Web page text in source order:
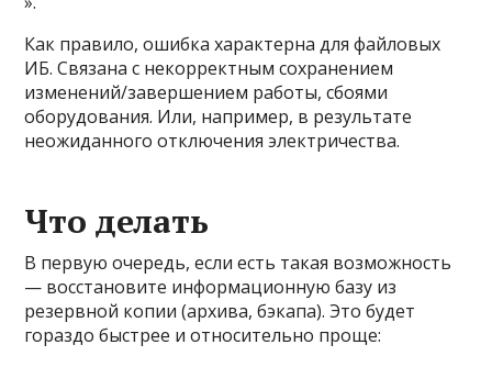
Как правило, ошибка характерна для файловых
ИБ. Связана с некорректным сохранением
изменений/завершением работы, сбоями
оборудования. Или, например, в результате
неожиданного отключения электричества.
Что делать
В первую очередь, если есть такая возможность
— восстановите информационную базу из
резервной копии (архива, бэкапа). Это будет
гораздо быстрее и относительно проще: